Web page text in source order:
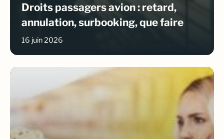
Droits passagers avion : retard,
annulation, surbooking, que faire
16 juin 2026